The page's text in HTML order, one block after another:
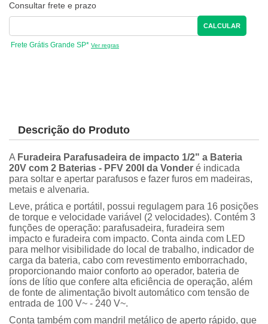
Consultar frete e prazo
CALCULAR
Frete Grátis Grande SP* Ver regras
Descrição do Produto
A Furadeira Parafusadeira de impacto 1/2" a Bateria
20V com 2 Baterias - PFV 200I da Vonder é indicada
para soltar e apertar parafusos e fazer furos em madeiras,
metais e alvenaria.
Leve, prática e portátil, possui regulagem para 16 posições
de torque e velocidade variável (2 velocidades). Contém 3
funções de operação: parafusadeira, furadeira sem
impacto e furadeira com impacto. Conta ainda com LED
para melhor visibilidade do local de trabalho, indicador de
carga da bateria, cabo com revestimento emborrachado,
proporcionando maior conforto ao operador, bateria de
íons de lítio que confere alta eficiência de operação, além
de fonte de alimentação bivolt automático com tensão de
entrada de 100 V~ - 240 V~.
Conta também com mandril metálico de aperto rápido, que